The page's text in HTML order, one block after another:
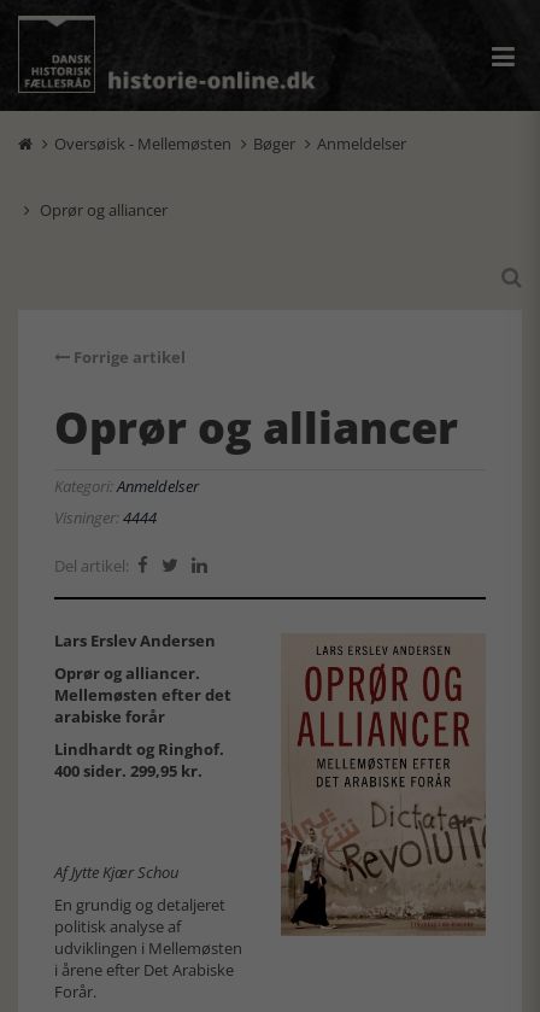
 Oversøisk - Mellemøsten  Bøger  Anmeldelser
 Oprør og alliancer

Forrige artikel
Oprør og alliancer
Kategori:Anmeldelser
Visninger:4444
Del artikel:   
Lars Erslev Andersen
Oprør og alliancer.
Mellemøsten efter det
arabiske forår
Lindhardt og Ringhof.
400 sider. 299,95 kr.
Af Jytte Kjær Schou
En grundig og detaljeret
politisk analyse af
udviklingen i Mellemøsten
i årene efter Det Arabiske
Forår.